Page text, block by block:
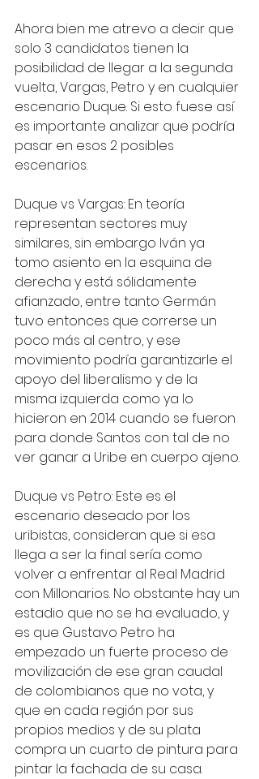
Ahora bien me atrevo a decir que
solo 3 candidatos tienen la
posibilidad de llegar a la segunda
vuelta, Vargas, Petro y en cualquier
escenario Duque. Si esto fuese así
es importante analizar que podría
pasar en esos 2 posibles
escenarios.
Duque vs Vargas: En teoría
representan sectores muy
similares, sin embargo Iván ya
tomo asiento en la esquina de
derecha y está sólidamente
afianzado, entre tanto Germán
tuvo entonces que correrse un
poco más al centro, y ese
movimiento podría garantizarle el
apoyo del liberalismo y de la
misma izquierda como ya lo
hicieron en 2014 cuando se fueron
para donde Santos con tal de no
ver ganar a Uribe en cuerpo ajeno.
Duque vs Petro: Este es el
escenario deseado por los
uribistas, consideran que si esa
llega a ser la final sería como
volver a enfrentar al Real Madrid
con Millonarios. No obstante hay un
estadio que no se ha evaluado, y
es que Gustavo Petro ha
empezado un fuerte proceso de
movilización de ese gran caudal
de colombianos que no vota, y
que en cada región por sus
propios medios y de su plata
compra un cuarto de pintura para
pintar la fachada de su casa.